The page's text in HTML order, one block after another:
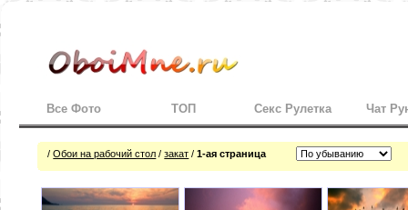
Все Фото ТОП Секс Рулетка Чат
/Обои на рабочий стол /закат /1-ая страница